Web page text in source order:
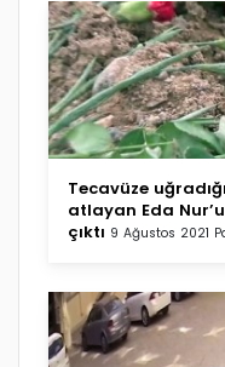
Tecavüze
atlayan Eda
çıktı 9 Ağustos 2021